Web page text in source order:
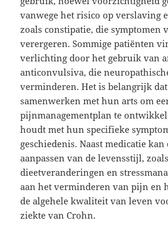
vanwege het risico op verslaving
zoals constipatie, die symptomen
verergeren. Sommige patiënten
verlichting door het gebruik van
anticonvulsiva, die
verminderen. Het is belangrijk
samenwerken met hun arts om
pijnmanagementplan te
houdt met hun specifieke
geschiedenis. Naast medicatie
aanpassen van de levensstijl, zoals
dieetveranderingen en
aan het verminderen van pijn en
de algehele kwaliteit van leven
ziekte van Crohn.